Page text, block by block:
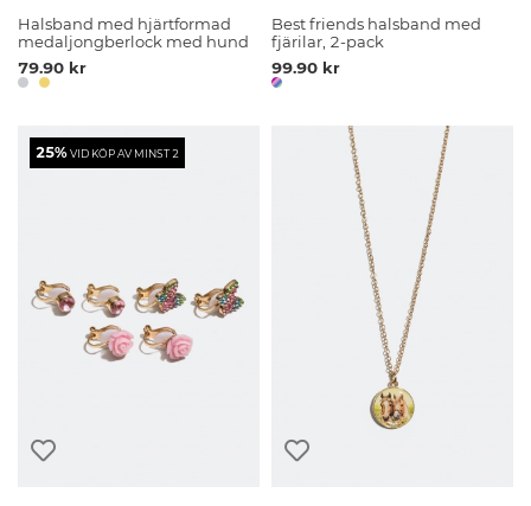
Halsband med hjärtformad
medaljongberlock med hund
79.90 kr
Best friends halsband med
fjärilar, 2-pack
99.90 kr
25%VID KÖP AV MINST 2